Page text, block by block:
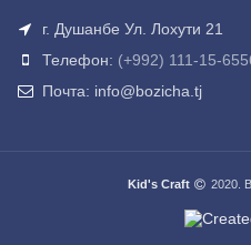
г. Душанбе Ул. Лохути 21
Телефон: (+992) 111-15-
Почта: info@bozicha.tj
Kid's Craft 2020.